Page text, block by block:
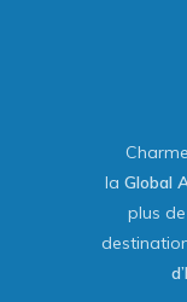
la Global
plus